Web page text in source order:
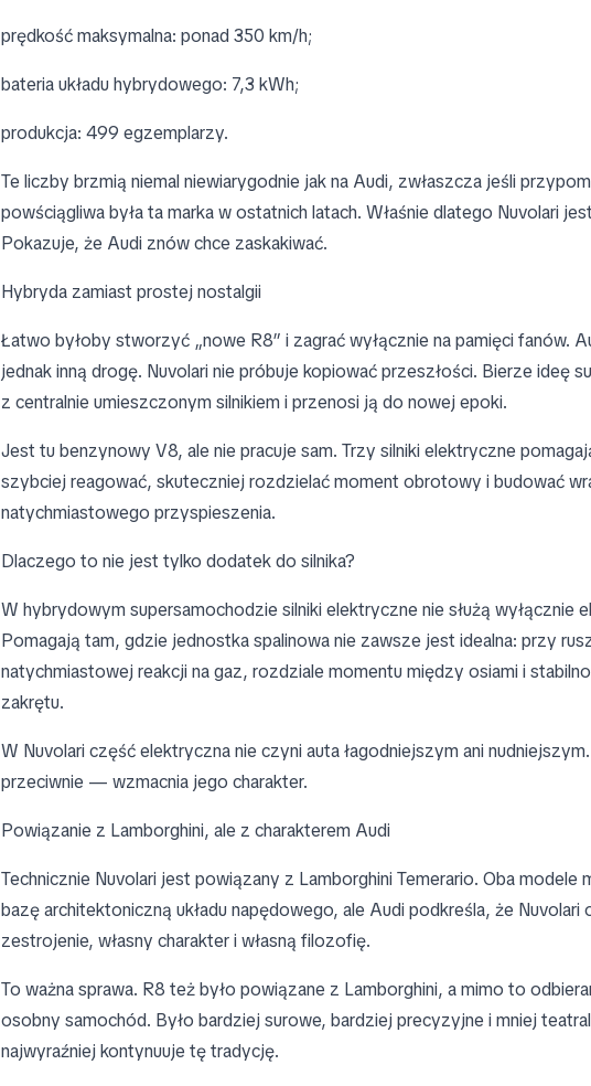
prędkość maksymalna: ponad 350 km/h;
bateria układu hybrydowego: 7,3 kWh;
produkcja: 499 egzemplarzy.
Te liczby brzmią niemal niewiarygodnie jak na Audi, zwłaszcza jeśli
powściągliwa była ta marka w ostatnich latach. Właśnie dlatego Nuvolari
Pokazuje, że Audi znów chce zaskakiwać.
Hybryda zamiast prostej nostalgii
Łatwo byłoby stworzyć „nowe R8” i zagrać wyłącznie na pamięci fanów.
jednak inną drogę. Nuvolari nie próbuje kopiować przeszłości. Bierze ideę
z centralnie umieszczonym silnikiem i przenosi ją do nowej epoki.
Jest tu benzynowy V8, ale nie pracuje sam. Trzy silniki elektryczne
szybciej reagować, skuteczniej rozdzielać moment obrotowy i budować
natychmiastowego przyspieszenia.
Dlaczego to nie jest tylko dodatek do silnika?
W hybrydowym supersamochodzie silniki elektryczne nie służą wyłącznie
Pomagają tam, gdzie jednostka spalinowa nie zawsze jest idealna: przy
natychmiastowej reakcji na gaz, rozdziale momentu między osiami i
zakrętu.
W Nuvolari część elektryczna nie czyni auta łagodniejszym ani
przeciwnie — wzmacnia jego charakter.
Powiązanie z Lamborghini, ale z charakterem Audi
Technicznie Nuvolari jest powiązany z Lamborghini Temerario. Oba modele
bazę architektoniczną układu napędowego, ale Audi podkreśla, że Nuvolari
zestrojenie, własny charakter i własną filozofię.
To ważna sprawa. R8 też było powiązane z Lamborghini, a mimo to
osobny samochód. Było bardziej surowe, bardziej precyzyjne i mniej
najwyraźniej kontynuuje tę tradycję.